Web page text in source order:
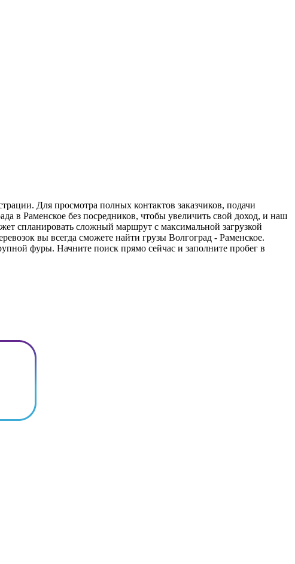
Для просмотра полных контактов заказчиков, подачи
в Раменское без посредников, чтобы увеличить свой доход, и наш
спланировать сложный маршрут с максимальной загрузкой
вы всегда сможете найти грузы Волгоград - Раменское.
фуры. Начните поиск прямо сейчас и заполните пробег в